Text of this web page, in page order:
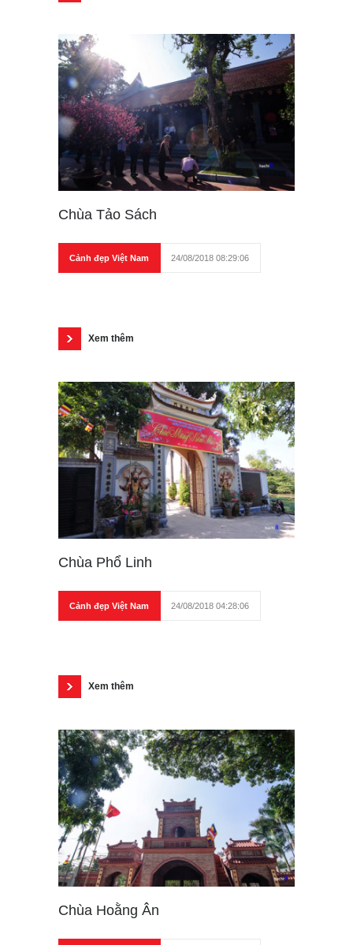
Chùa Tảo Sách
Cảnh đẹp Việt Nam 24/08/2018 08:29:06
Xem thêm
Chùa Phổ Linh
Cảnh đẹp Việt Nam 24/08/2018 04:28:06
Xem thêm
Chùa Hoằng Ân